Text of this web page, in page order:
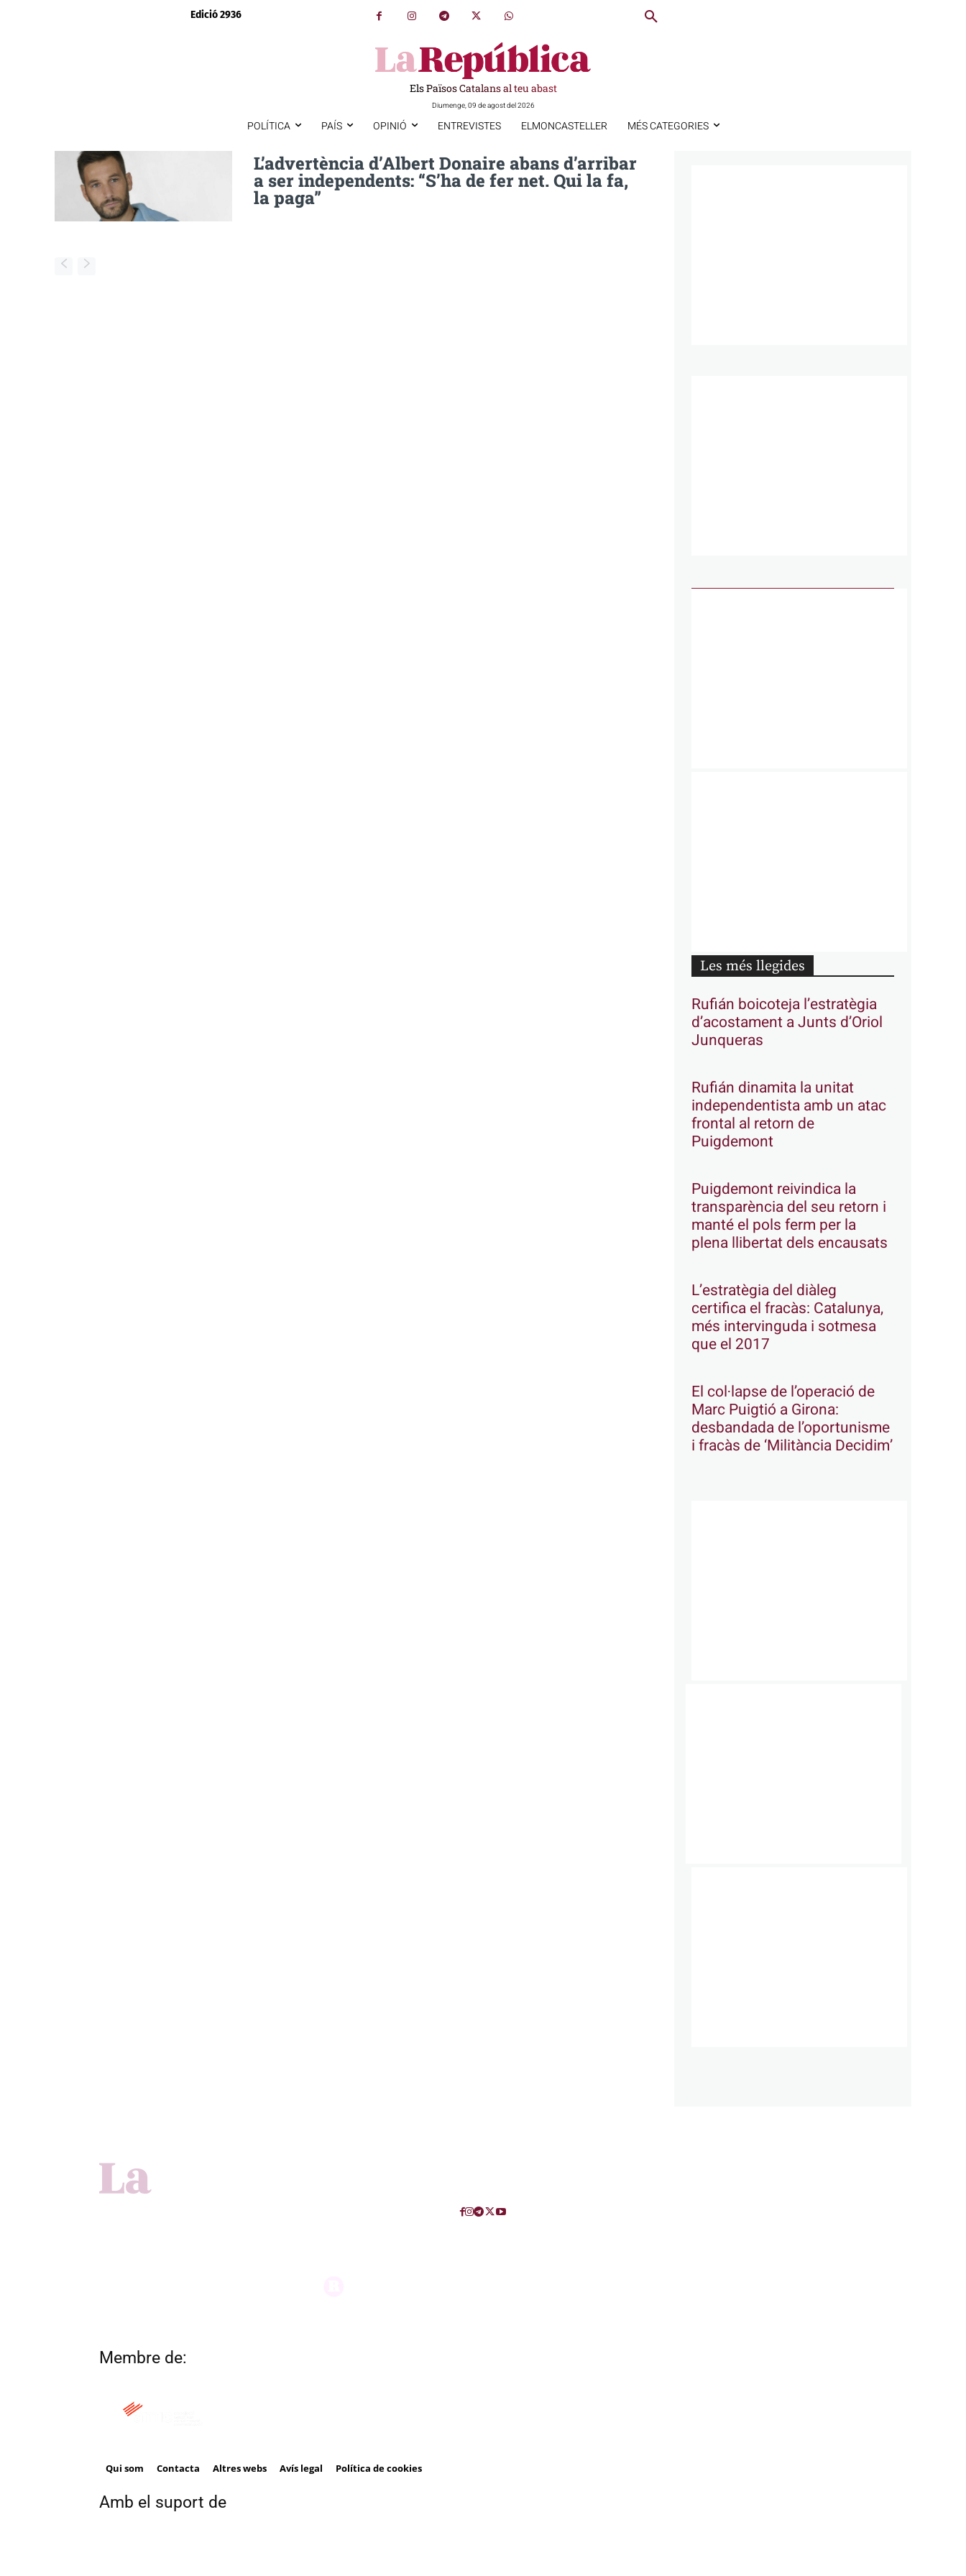
Edició 2936
Els Països Catalans al teu abast
Diumenge, 09 de agost del 2026
POLÍTICA PAÍS OPINIÓ ENTREVISTES ELMONCASTELLER MÉS CATEGORIES
L’advertència d’Albert Donaire abans d’arribar
a ser independents: “S’ha de fer net. Qui la fa,
la paga”
Les més llegides
Rufián boicoteja l’estratègia
d’acostament a Junts d’Oriol
Junqueras
Rufián dinamita la unitat
independentista amb un atac
frontal al retorn de
Puigdemont
Puigdemont reivindica la
transparència del seu retorn i
manté el pols ferm per la
plena llibertat dels encausats
L’estratègia del diàleg
certifica el fracàs: Catalunya,
més intervinguda i sotmesa
que el 2017
El col·lapse de l’operació de
Marc Puigtió a Girona:
desbandada de l’oportunisme
i fracàs de ‘Militància Decidim’
Membre de:
Qui som Contacta Altres webs Avís legal Política de cookies
Amb el suport de